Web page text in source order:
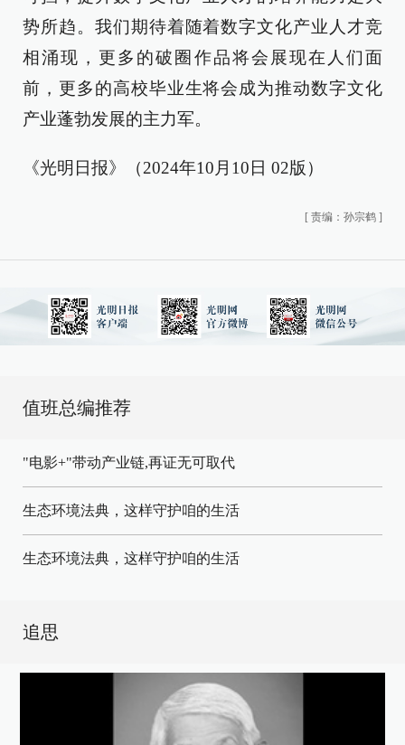
势所趋。我们期待着随着数字文化产业人才竞
相涌现，更多的破圈作品将会展现在人们面
前，更多的高校毕业生将会成为推动数字文化
产业蓬勃发展的主力军。
《光明日报》（2024年10月10日 02版）
[ 责编：孙宗鹤 ]
值班总编推荐
"电影+"带动产业链,再证无可取代
生态环境法典，这样守护咱的生活
生态环境法典，这样守护咱的生活
追思